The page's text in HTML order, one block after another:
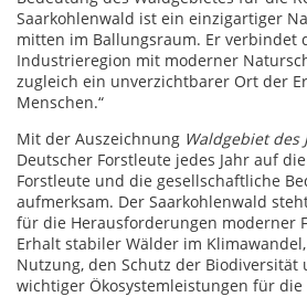
Saarkohlenwald ist ein einzigartiger
mitten im Ballungsraum. Er verbindet
Industrieregion mit moderner
zugleich ein unverzichtbarer Ort der
Menschen.“
Mit der Auszeichnung Waldgebiet des
Deutscher Forstleute jedes Jahr auf
Forstleute und die gesellschaftliche
aufmerksam. Der Saarkohlenwald
für die Herausforderungen moderner
Erhalt stabiler Wälder im
Nutzung, den Schutz der Biodiversität
wichtiger Ökosystemleistungen für die